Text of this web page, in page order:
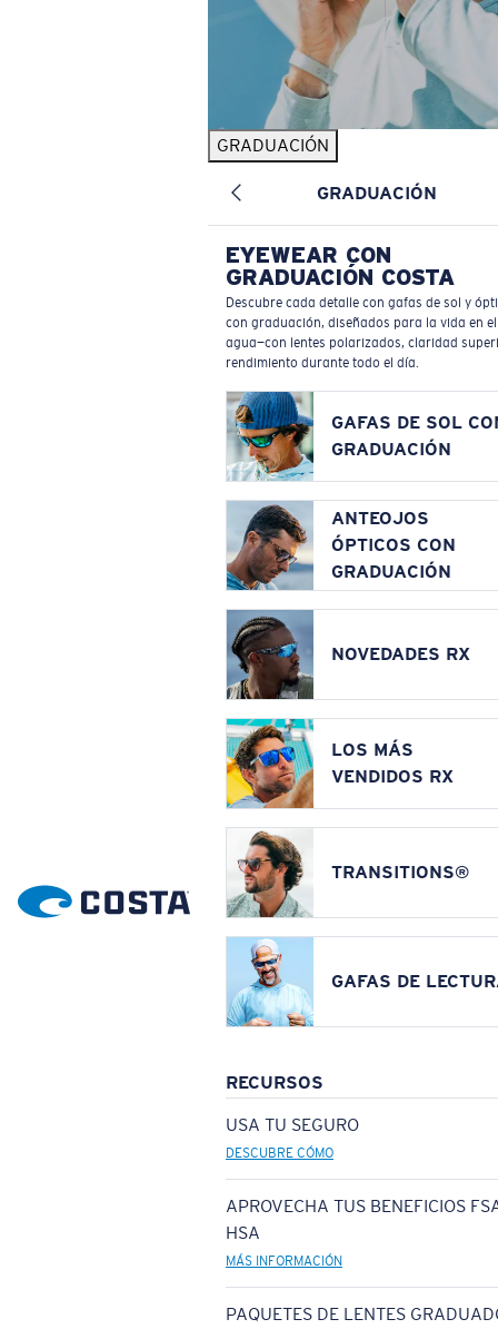
GRADUACIÓN
GRADUACIÓN
EYEWEAR CON
GRADUACIÓN COSTA
Descubre cada detalle con gafas de sol y
con graduación, diseñados para la vida en el
agua—con lentes polarizados, claridad
rendimiento durante todo el día.
GAFAS DE SOL
GRADUACIÓN
ANTEOJOS
ÓPTICOS CON
GRADUACIÓN
NOVEDADES RX
LOS MÁS
VENDIDOS RX
TRANSITIONS®
GAFAS DE
RECURSOS
USA TU SEGURO
DESCUBRE CÓMO
APROVECHA TUS BENEFICIOS
HSA
MÁS INFORMACIÓN
PAQUETES DE LENTES